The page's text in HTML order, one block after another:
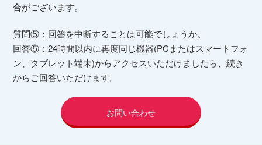
合がございます。
質問⑤：回答を中断することは可能でしょうか。
回答⑤：24時間以内に再度同じ機器(PCまたはスマートフォ
ン、タブレット端末)からアクセスいただけましたら、続き
からご回答いただけます。
お問い合わせ